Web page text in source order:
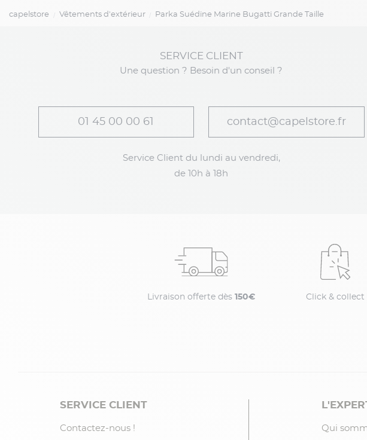
capelstore Vêtements d'extérieur Parka Suédine Marine Bugatti Grande Taille
SERVICE CLIENT
Une question ? Besoin d'un conseil ?
01 45 00 00 61 contact@capelstore.fr
Service Client du lundi au vendredi,
de 10h à 18h
Livraison offerte dès 150€ Click & collect
SERVICE CLIENT
Contactez-nous ! Qui